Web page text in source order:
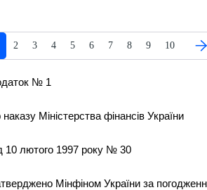
2 3 4 5 6 7 8 9 10
№ 1
наказу Міністерства фінансів України
10 лютого 1997 року № 30
Мінфіном України за